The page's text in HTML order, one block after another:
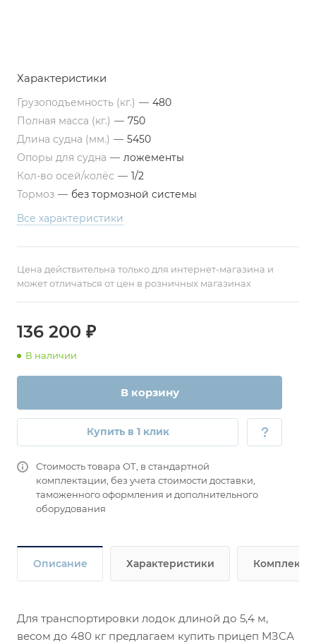
Характеристики
Грузоподъемность (кг.) — 480
Полная масса (кг.) — 750
Длина судна (мм.) — 5450
Опоры для судна — ложементы
Кол-во осей/колёс — 1/2
Тормоз — без тормозной системы
Все характеристики
Цена действительна только для интернет-магазина и
может отличаться от цен в розничных магазинах
136 200 ₽
В наличии
В корзину
Купить в 1 клик
Стоимость товара ОТ, в стандартной
комплектации, без учета стоимости доставки,
таможенного оформления и дополнительного
оборудования
Описание Характеристики
Для транспортировки лодок длиной до 5,4 м,
весом до 480 кг предлагаем купить прицеп МЗСА